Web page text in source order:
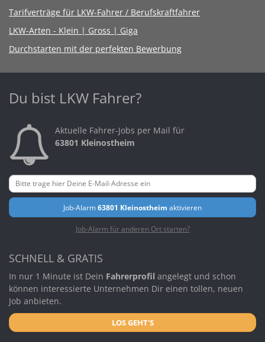
Tarifverträge für LKW-Fahrer / Berufskraftfahrer
LKW-Arten - Klein | Gross | Giga
Durchstarten mit der perfekten Bewerbung
Du bist LKW Fahrer?
Aktuelle Fahrer-Jobs per Mail für
63801 Kleinostheim
Job-Alarm63801 Kleinostheim aktivieren
Job-Alarm für anderen Ort starten?
SCHNELL & GRATIS
In nur 1 Minute ist Dein Fahrerprofil angelegt und schon
können interessierte Unternehmen Dir einen tollen, neuen
Job anbieten.
LOS GEHT'S